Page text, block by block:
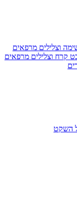
וצלילים מרפאים
קרח וצלילים מרפאים
השקט